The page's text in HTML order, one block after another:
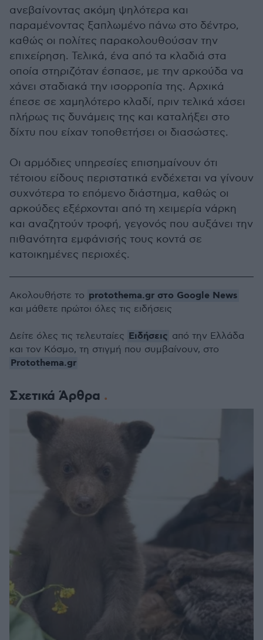
ανεβαίνοντας ακόμη ψηλότερα και
παραμένοντας ξαπλωμένο πάνω στο δέντρο,
καθώς οι πολίτες παρακολουθούσαν την
επιχείρηση. Τελικά, ένα από τα κλαδιά στα
οποία στηριζόταν έσπασε, με την αρκούδα να
χάνει σταδιακά την ισορροπία της. Αρχικά
έπεσε σε χαμηλότερο κλαδί, πριν τελικά χάσει
πλήρως τις δυνάμεις της και καταλήξει στο
δίχτυ που είχαν τοποθετήσει οι διασώστες.
Οι αρμόδιες υπηρεσίες επισημαίνουν ότι
τέτοιου είδους περιστατικά ενδέχεται να γίνουν
συχνότερα το επόμενο διάστημα, καθώς οι
αρκούδες εξέρχονται από τη χειμερία νάρκη
και αναζητούν τροφή, γεγονός που αυξάνει την
πιθανότητα εμφάνισής τους κοντά σε
κατοικημένες περιοχές.
Σχετικά Άρθρα
Ακολουθήστε το protothema.gr στο Google News
και μάθετε πρώτοι όλες τις ειδήσεις
Δείτε όλες τις τελευταίες Ειδήσεις από την Ελλάδα
και τον Κόσμο, τη στιγμή που συμβαίνουν, στο
Protothema.gr